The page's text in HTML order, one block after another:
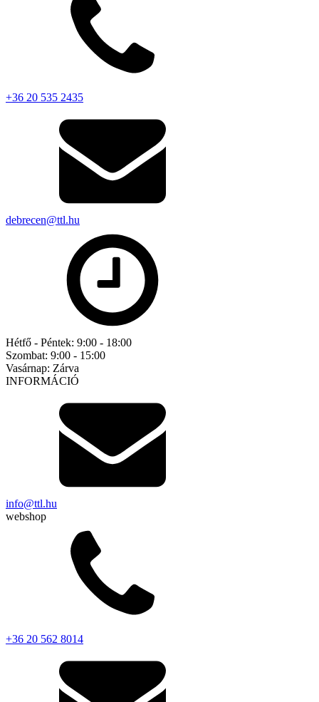
+36 20 535 2435
debrecen@ttl.hu
Hétfő - Péntek: 9:00 - 18:00
Szombat: 9:00 - 15:00
Vasárnap: Zárva
INFORMÁCIÓ
info@ttl.hu
webshop
+36 20 562 8014